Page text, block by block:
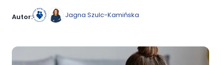
Autor: Jagna Szulc-Kamińska